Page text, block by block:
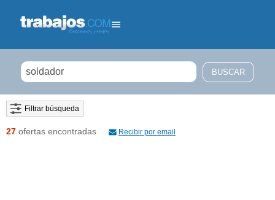
Filtrar búsqueda
27 ofertas encontradas Recibir por email